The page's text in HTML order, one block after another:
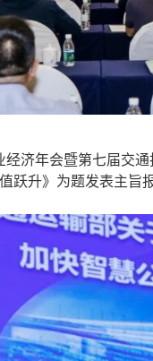
年会暨第七届交通
跃升》为题发表主